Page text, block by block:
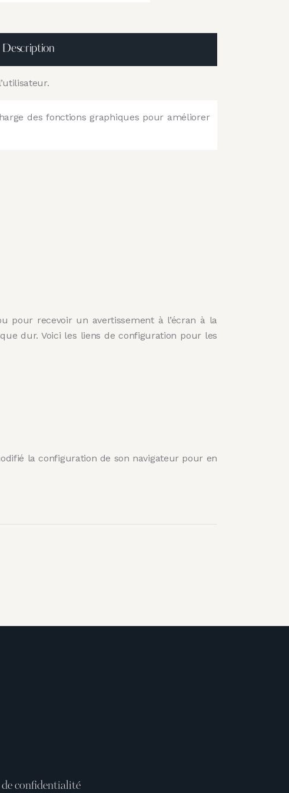
Description
des fonctions graphiques pour améliorer
pour recevoir un avertissement à l’écran à la
dur. Voici les liens de configuration pour les
la configuration de son navigateur pour en
confidentialité